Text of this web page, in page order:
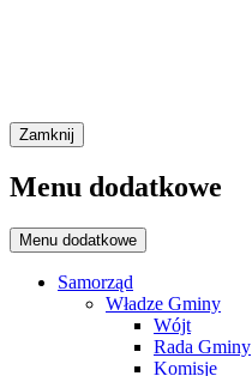
Zamknij
Menu dodatkowe
Menu dodatkowe
Samorząd
Władze Gminy
Wójt
Rada Gminy
Komisje